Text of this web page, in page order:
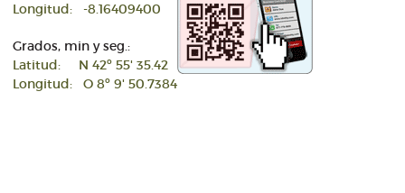
Longitud: -8.16409400
Grados, min y seg.:
Latitud: N 42º 55' 35.42
Longitud: O 8º 9' 50.7384